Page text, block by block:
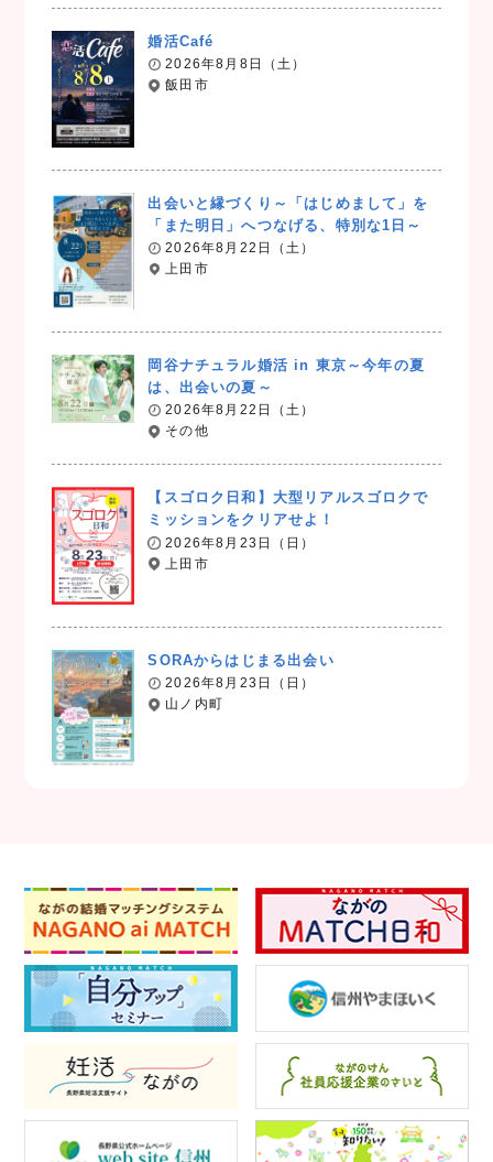
婚活Café
2026年8月8日（土）
飯田市
出会いと縁づくり～「はじめまして」を
「また明日」へつなげる、特別な1日～
2026年8月22日（土）
上田市
岡谷ナチュラル婚活 in 東京～今年の夏
は、出会いの夏～
2026年8月22日（土）
その他
【スゴロク日和】大型リアルスゴロクで
ミッションをクリアせよ！
2026年8月23日（日）
上田市
SORAからはじまる出会い
2026年8月23日（日）
山ノ内町